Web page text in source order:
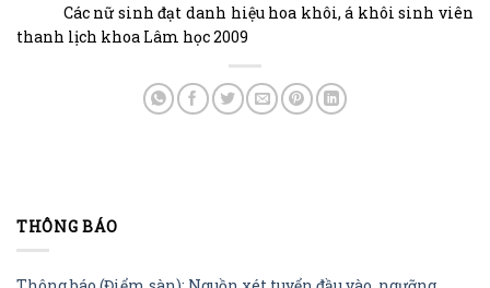
Các nữ sinh đạt danh hiệu hoa khôi, á khôi sinh viên
thanh lịch khoa Lâm học 2009
THÔNG BÁO